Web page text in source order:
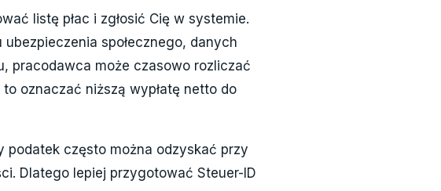
listę płac i zgłosić Cię w systemie.
społecznego, danych
pracodawca może czasowo rozliczać
oznaczać niższą wypłatę netto do
podatek często można odzyskać przy
Dlatego lepiej przygotować Steuer-ID